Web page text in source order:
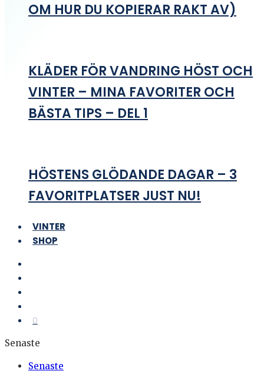
OM HUR DU KOPIERAR RAKT AV)
KLÄDER FÖR VANDRING HÖST OCH
VINTER – MINA FAVORITER OCH
BÄSTA TIPS – DEL 1
HÖSTENS GLÖDANDE DAGAR – 3
FAVORITPLATSER JUST NU!
VINTER
SHOP
0
Senaste
Senaste